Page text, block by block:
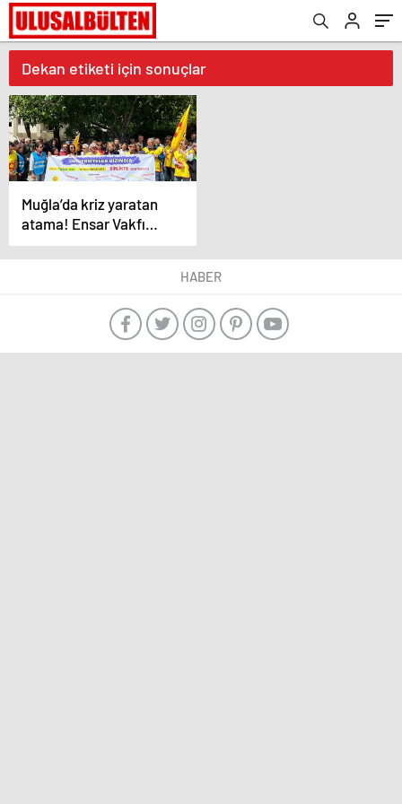
Dekan etiketi için sonuçlar
Muğla’da kriz yaratan
atama! Ensar Vakfı
şube başkanı dekan
oldu
HABER